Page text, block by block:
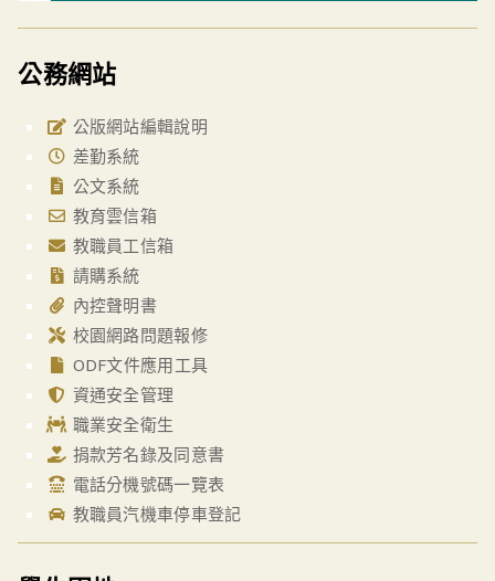
公務網站
公版網站編輯說明
差勤系統
公文系統
教育雲信箱
教職員工信箱
請購系統
內控聲明書
校園網路問題報修
ODF文件應用工具
資通安全管理
職業安全衛生
捐款芳名錄及同意書
電話分機號碼一覽表
教職員汽機車停車登記